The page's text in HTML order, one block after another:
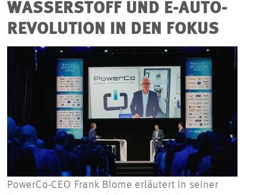
KONTAKT
WASSERSTOFF UND E-AUTO-
REVOLUTION IN DEN FOKUS
PowerCo-CEO Frank Blome erläutert in seiner